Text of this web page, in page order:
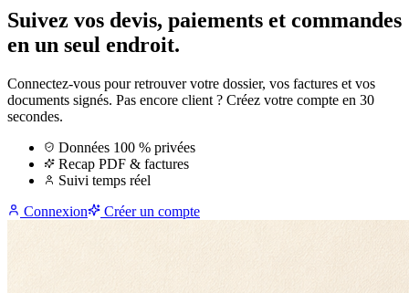
Suivez vos devis, paiements et commandes
en un seul endroit.
Connectez-vous pour retrouver votre dossier, vos factures et vos
documents signés. Pas encore client ? Créez votre compte en 30
secondes.
Données 100 % privées
Recap PDF & factures
Suivi temps réel
Connexion
Créer un compte